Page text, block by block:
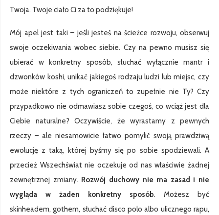
Twoja. Twoje ciało Ci za to podziękuje!
Mój apel jest taki – jeśli jesteś na ścieżce rozwoju, obserwuj
swoje oczekiwania wobec siebie. Czy na pewno musisz się
ubierać w konkretny sposób, słuchać wyłącznie mantr i
dzwonków koshi, unikać jakiegoś rodzaju ludzi lub miejsc, czy
może niektóre z tych ograniczeń to zupełnie nie Ty? Czy
przypadkowo nie odmawiasz sobie czegoś, co wciąż jest dla
Ciebie naturalne? Oczywiście, że wyrastamy z pewnych
rzeczy – ale niesamowicie łatwo pomylić swoją prawdziwą
ewolucję z taką, której byśmy się po sobie spodziewali. A
przecież Wszechświat nie oczekuje od nas właściwie żadnej
zewnętrznej zmiany. Rozwój duchowy nie ma zasad i nie
wygląda w żaden konkretny sposób. Możesz być
skinheadem, gothem, słuchać disco polo albo ulicznego rapu,